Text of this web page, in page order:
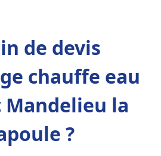
de devis
chauffe eau
la
?